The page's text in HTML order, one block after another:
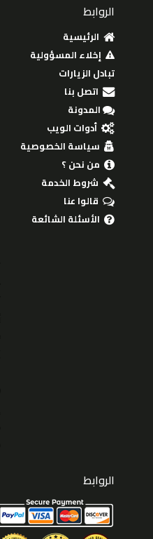
الروابط
الرئيسية
إخلاء المسؤولية
تبادل الزيارات
اتصل بنا
المدونة
أدوات الويب
سياسة الخصوصية
من نحن ؟
شروط الخدمة
قالوا عنا
الأسئلة الشائعة
الروابط